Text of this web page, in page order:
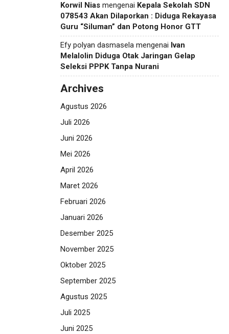
Korwil Nias mengenai Kepala Sekolah SDN
078543 Akan Dilaporkan : Diduga Rekayasa
Guru “Siluman” dan Potong Honor GTT
Efy polyan dasmasela mengenai Ivan
Melalolin Diduga Otak Jaringan Gelap
Seleksi PPPK Tanpa Nurani
Archives
Agustus 2026
Juli 2026
Juni 2026
Mei 2026
April 2026
Maret 2026
Februari 2026
Januari 2026
Desember 2025
November 2025
Oktober 2025
September 2025
Agustus 2025
Juli 2025
Juni 2025